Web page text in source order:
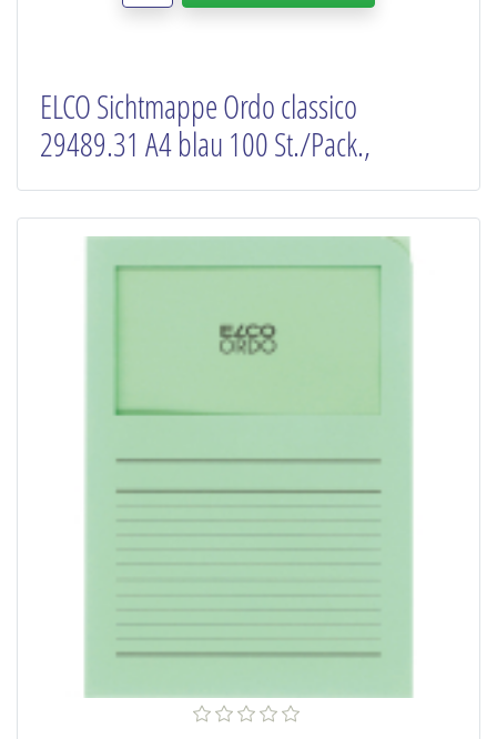
ELCO Sichtmappe Ordo classico
29489.31 A4 blau 100 St./Pack.,